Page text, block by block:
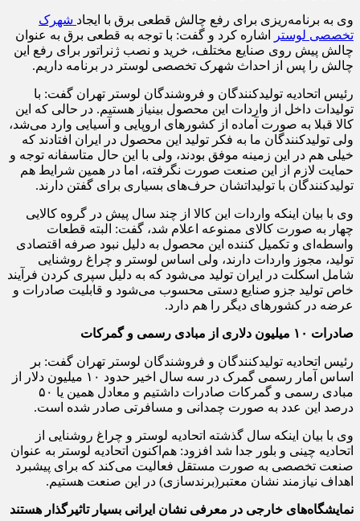
وی به برنامه‌ریزی برای رفع چالش قطعی برق با ایجاد شهرک
تخصصی لوستر
اشاره کرد و گفت: با توجه به قطعی برق به عنوان
چالش پیش روی صنایع مختلف، خرید و نصب ژنراتور برای رفع این
چالش را پس از احداث شهرک تخصصی لوستر در برنامه داریم.
رئیس اتحادیه تولیدکنندگان و فروشندگان لوستر تهران گفت: با
تولیدات داخل از واردات این محصول بی‎نیاز هستیم. در حالی که این
کالا قبلا به صورت آماده از کشورهای اروپایی و آسیایی وارد می‌‌‌شد،
ولی تولیدکنندگان ما به فکر تولید این محصول در ایران افتادند که
خیلی هم در این زمینه موفق بودند، ولی با این حال متاسفانه توجه و
حمایت لازم از این صنعت صورت نگرفته، اما در همین شرایط هم
تولیدکنندگان با تولیداتشان حرف‌‌‌های بسیاری برای گفتن دارند.
وی با بیان اینکه واردات این کالا از چند سال پیش در گروه کالایی
چهار به صورت کالای ممنوعه اعلام شد، گفت: البته قطعات
واسطه‌‌‌ای و تکمیل کننده این محصول به دلیل نبود صرفه اقتصادی
تولید، مجوز واردات دارند، ولی اساس لوستر و چراغ روشنایی
شامل اسکلت در ایران تولید می‌شود که به دلیل سپری کردن فرآیند
خاص تولید جزو صنایع دستی محسوب می‌شود و قابلیت صادرات و
عرضه در کشورهای دیگر را هم دارد.
صادرات ۱۰ میلیون دلاری از مبادی رسمی و گمرکات
رئیس اتحادیه تولیدکنندگان و فروشندگان لوستر تهران گفت: بر
اساس آمار رسمی گمرک در سه سال اخیر حدود ۱۰ میلیون دلار از
درصد این عدد به صورت چمدانی و مسافرتی صادر شده است.
وی با بیان اینکه سال گذشته اتحادیه لوستر و چراغ روشنایی از
اتحادیه چینی و بلور جدا شد افزود: هم‌اکنون اتحادیه لوستر به عنوان
صنعت تخصصی به صورت مستقل فعالیت می‌‌‌کند که برای پیشبرد
اهداف نیازمند نشان معتبر(برندسازی) در این صنعت هستیم.
نمایشگاه‌‌‌های خارجی در معرفی نشان ایرانی بسیار تاثیرگذار هستند